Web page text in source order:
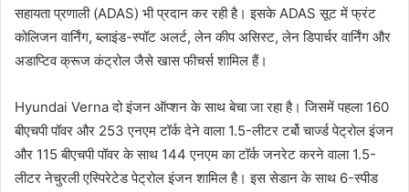
सहायता प्रणाली (ADAS) भी प्रदान कर रही है। इसके ADAS सूट में फ्रंट
कोलिजन वार्निंग, ब्लाइंड-स्पॉट अलर्ट, लेन कीप असिस्ट, लेन डिपार्चर वार्निंग और
अडाप्टिव क्रूज कंट्रोल जैसे खास फीचर्स शामिल हैं।
Hyundai Verna दो इंजन ऑप्शन के साथ बेचा जा रहा है। जिसमें पहला 160
बीएचपी पॉवर और 253 एनएम टॉर्क देने वाला 1.5-लीटर टर्बो चार्ज्ड पेट्रोल इंजन
और 115 बीएचपी पॉवर के साथ 144 एनएम का टॉर्क जनरेट करने वाला 1.5-
लीटर नेचुरली एस्पिरेटेड पेट्रोल इंजन शामिल है। इस सेडान के साथ 6-स्पीड